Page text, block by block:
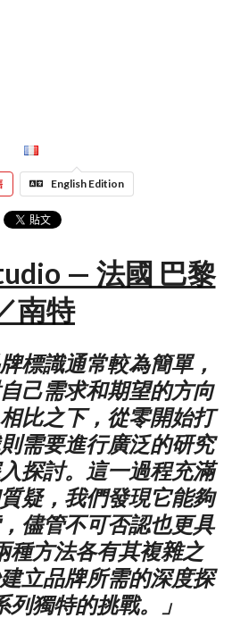
English Edition
— 法國 巴黎
南特
標識通常較為簡單，
己需求和期望的方向
比之下，從零開始打
需要進行廣泛的研究
探討。這一過程充滿
疑，我們發現它能夠
儘管不可否認也更具
種方法各有其複雜之
立品牌所需的深度探
列獨特的挑戰。」